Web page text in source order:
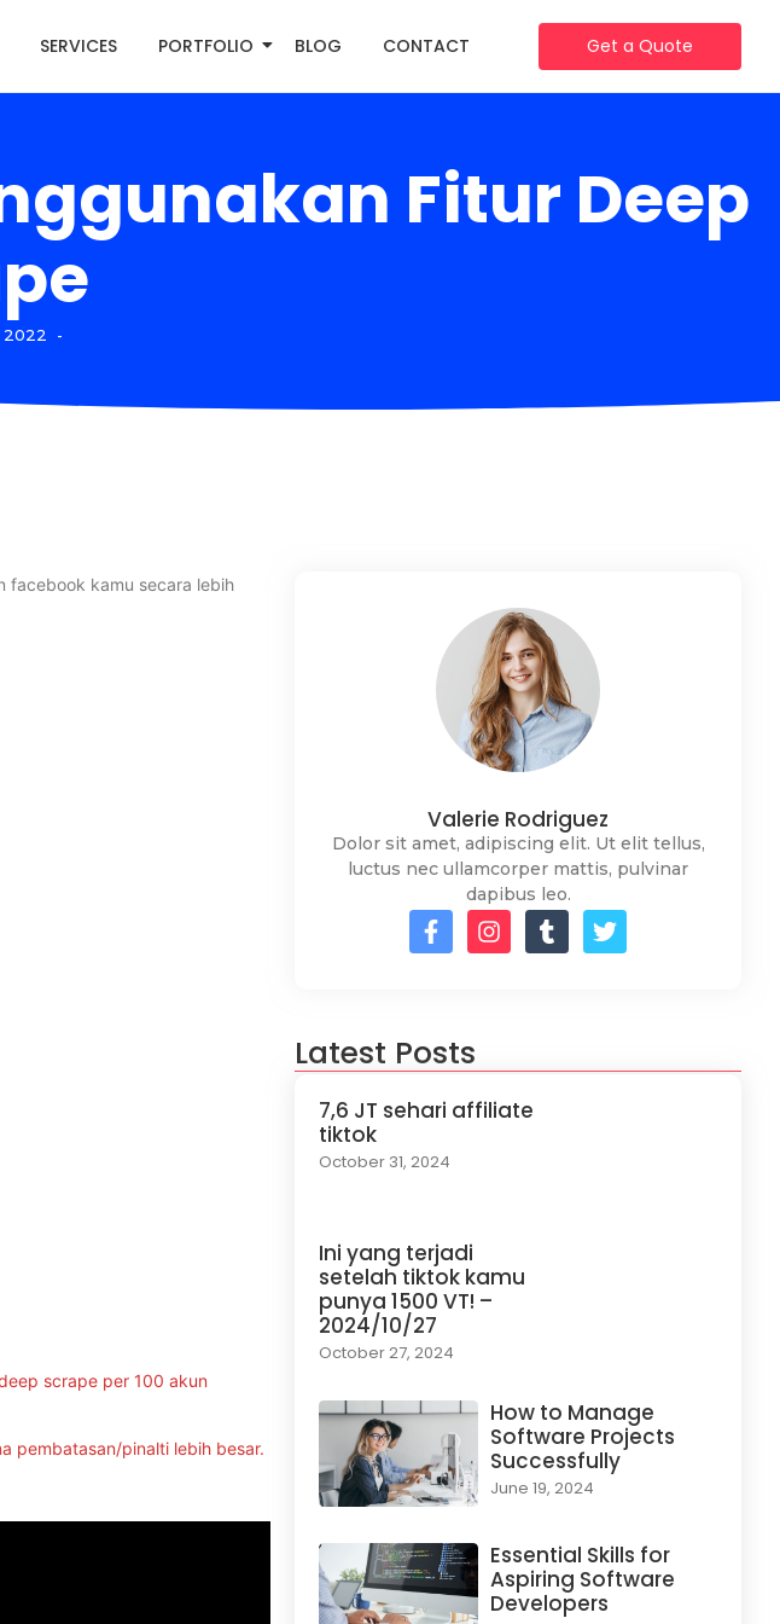
SERVICES PORTFOLIO BLOG CONTACT Get a Quote
Fitur Deep
2022 -
facebook kamu secara lebih
scrape per 100 akun
pembatasan/pinalti lebih besar.
Valerie Rodriguez
Dolor sit amet, adipiscing elit. Ut elit tellus,
luctus nec ullamcorper mattis, pulvinar
dapibus leo.
Latest Posts
7,6 JT sehari affiliate
tiktok
October 31, 2024
Ini yang terjadi
setelah tiktok kamu
punya 1500 VT! –
2024/10/27
October 27, 2024
How to Manage
Software Projects
Successfully
June 19, 2024
Essential Skills for
Aspiring Software
Developers